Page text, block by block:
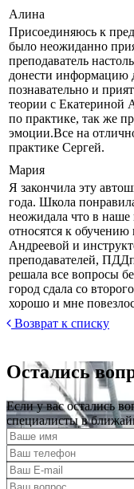
Алина
Присоединяюсь к
было неожиданно
преподаватель
донести информацию
познавательно и
теории с Екатериной
по практике, так же
эмоции.Все на
практике Сергей.
Мария
Я закончила эту
года. Школа
неожидала что в наше
относятся к
Андреевой и
преподавателей,
решала все вопросы
город сдала со
хорошо и мне
Возврат к списку
Остались
Если у вас остались
специалисты в